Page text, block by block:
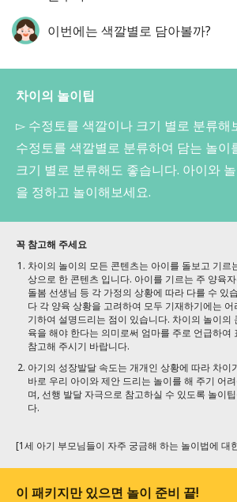
이번에는 색깔별로 담아볼까?
차이의 놀이팁
▻ 수정토를 색깔이나 크기 별로 분류해
수정토를 색깔별로 분류하여 담는 놀이
크기 별로 분류해도 좋습니다. 아이와
을 정하고 놀이해보세요.
꼭 참고해 주세요
차이의 놀이의 모든 콘텐츠는 아이를 돌보고 기르
상으로 한 콘텐츠 입니다. 아이를 기르는 주 양육
돌봄 선생님 등 각 가정의 상황에 따라 다를 수 있
다 각 양육 상황을 고려하여 모두 기재하기에는
기하여 설명드리는 점이 있습니다. 차이의 놀이의
육을 해야 한다는 의미로써 엄마를 주로 언급하여
참고해 주시기 바랍니다.
아기의 성장발달 속도는 개개인 상황에 따라 차이
바로 우리 아이와 제안 드리는 놀이를 해 주기 어
며, 선행 발달 자극으로 참고하실 수 있도록 놀이
다.
[1세 아기 부모님들이 자주 궁금해 하는 놀이법에 대
이 패키지만 있으면 놀이 준비 끝!